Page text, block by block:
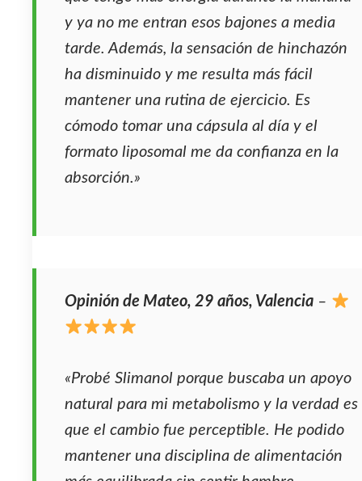
y ya no me entran esos bajones a media
tarde. Además, la sensación de hinchazón
ha disminuido y me resulta más fácil
mantener una rutina de ejercicio. Es
cómodo tomar una cápsula al día y el
formato liposomal me da confianza en la
absorción.»
Opinión de Mateo, 29 años, Valencia –
«Probé Slimanol porque buscaba un apoyo
natural para mi metabolismo y la verdad es
que el cambio fue perceptible. He podido
mantener una disciplina de alimentación